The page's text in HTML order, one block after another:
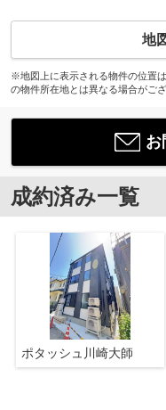
地
※地図上に表示される物件の位置
の物件所在地とは異なる場合がござ
お
成約済み一覧
ポタッシュ川崎大師